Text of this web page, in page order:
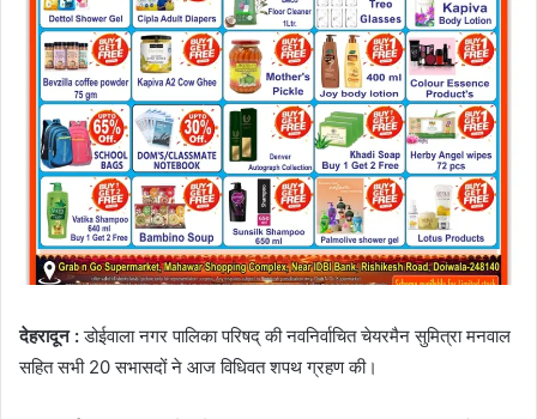
देहरादून :डोईवाला नगर पालिका परिषद् की नवनिर्वाचित चेयरमैन सुमित्रा मनवाल
सहित सभी 20 सभासदों ने आज विधिवत शपथ ग्रहण की।